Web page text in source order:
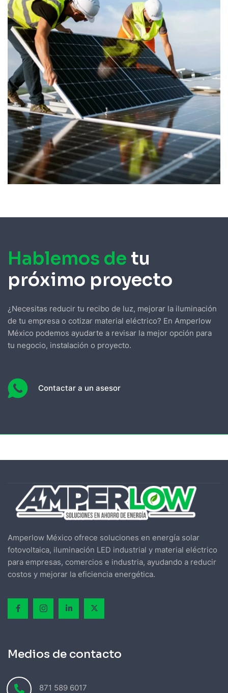
Hablemos de tu
próximo proyecto
¿Necesitas reducir tu recibo de luz, mejorar la iluminación
de tu empresa o cotizar material eléctrico? En Amperlow
México podemos ayudarte a revisar la mejor opción para
tu negocio, instalación o proyecto.
Contactar a un asesor
Amperlow México ofrece soluciones en energía solar
fotovoltaica, iluminación LED industrial y material eléctrico
para empresas, comercios e industria, ayudando a reducir
costos y mejorar la eficiencia energética.
Medios de contacto
871 589 6017